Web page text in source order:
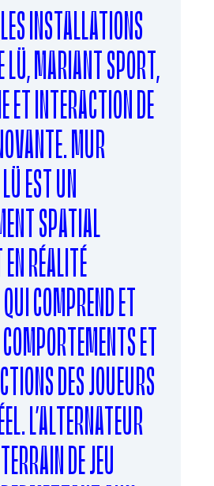
INSTALLATIONS
LÜ, MARIANT SPORT,
ET INTERACTION DE
MUR
EST UN
SPATIAL
RÉALITÉ
COMPREND ET
ET
DES JOUEURS
L’ALTERNATEUR
DE JEU